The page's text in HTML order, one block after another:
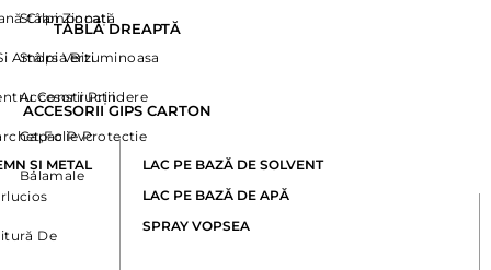
Cramponată
Amorsa Bituminoasa
Construcții
Protectie
Stâlpi Zincați
Stâlpi Verzi
Accesorii Prindere
Capac Pvc
Balamale
TABLĂ DREAPTĂ
ACCESORII GIPS CARTON
ȘI METAL
De
LAC PE BAZĂ DE SOLVENT
LAC PE BAZĂ DE APĂ
SPRAY VOPSEA